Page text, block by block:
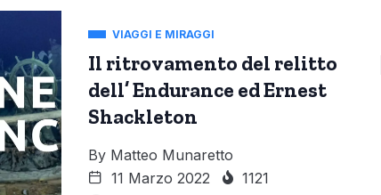
VIAGGI E MIRAGGI
Il ritrovamento del relitto
dell’ Endurance ed Ernest
Shackleton
By Matteo Munaretto
11 Marzo 2022
1121